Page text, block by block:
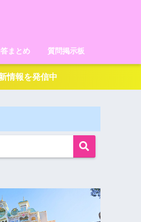
まとめ 質問掲示板
情報を発信中